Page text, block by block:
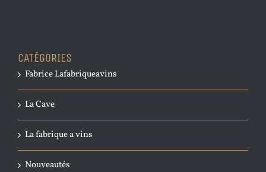
CATÉGORIES
Fabrice Lafabriqueavins
La Cave
La fabrique a vins
Nouveautés